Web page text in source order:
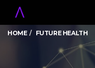
HOME FUTURE HEALTH